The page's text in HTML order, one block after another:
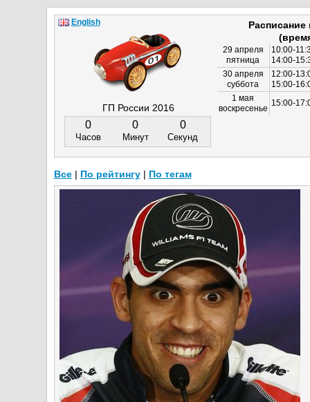
ГП России 2016
0
Часов
0
Минут
0
Секунд
29 апреля
пятница
10:00-
14:00-
30 апреля
суббота
12:00-
15:00-
1 мая
воскресенье
15:00-
English
Все| По рейтингу| По тегам